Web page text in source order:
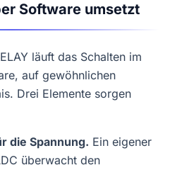
Software umsetzt
läuft das Schalten im
auf gewöhnlichen
Drei Elemente sorgen
die Spannung. Ein eigener
überwacht den